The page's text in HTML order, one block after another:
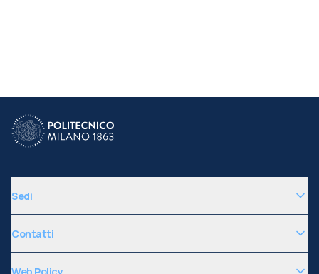
Sedi
Contatti
Web Policy